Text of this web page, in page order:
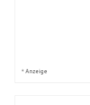
* Anzeige